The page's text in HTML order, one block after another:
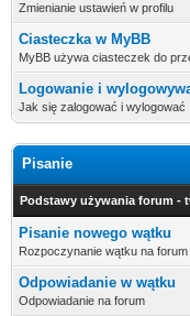
Zmienianie ustawień w profilu
Ciasteczka w MyBB
MyBB używa ciasteczek do
Logowanie i
Jak się zalogować i wylogować
Pisanie
Podstawy używania forum -
Pisanie nowego wątku
Rozpoczynanie wątku na forum
Odpowiadanie w wątku
Odpowiadanie na forum